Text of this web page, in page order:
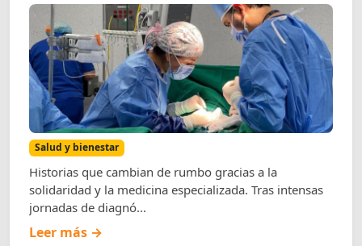
Salud y bienestar
Historias que cambian de rumbo gracias a la
solidaridad y la medicina especializada. Tras intensas
jornadas de diagnó...
Leer más →